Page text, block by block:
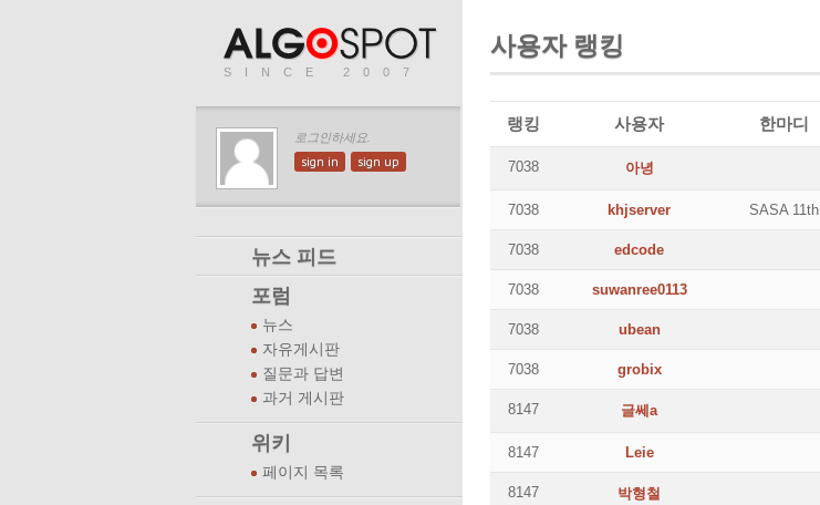
SINCE 2007
로그인하세요.
sign in sign up
뉴스 피드
포럼
뉴스
자유게시판
질문과 답변
과거 게시판
위키
페이지 목록
사용자 랭킹
랭킹 사용자 한마디
7038 아녕
7038 khjserver SASA 11th
7038 edcode
7038 suwanree0113
7038 ubean
7038 grobix
8147 글쎄a
8147 Leie
8147 박형철